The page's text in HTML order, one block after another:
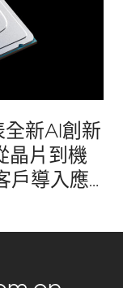
新AI創新
晶片到機
戶導入應